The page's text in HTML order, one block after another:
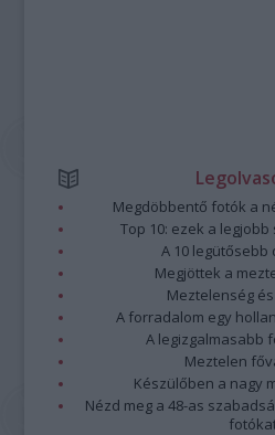
Megdöbbentő fotók a
Top 10: ezek a
A 10 legütősebb
Megjöttek a
Meztelenség
A forradalom egy
A legizgalmasabb
Meztelen
Készülőben a nagy
Nézd meg a 48-as